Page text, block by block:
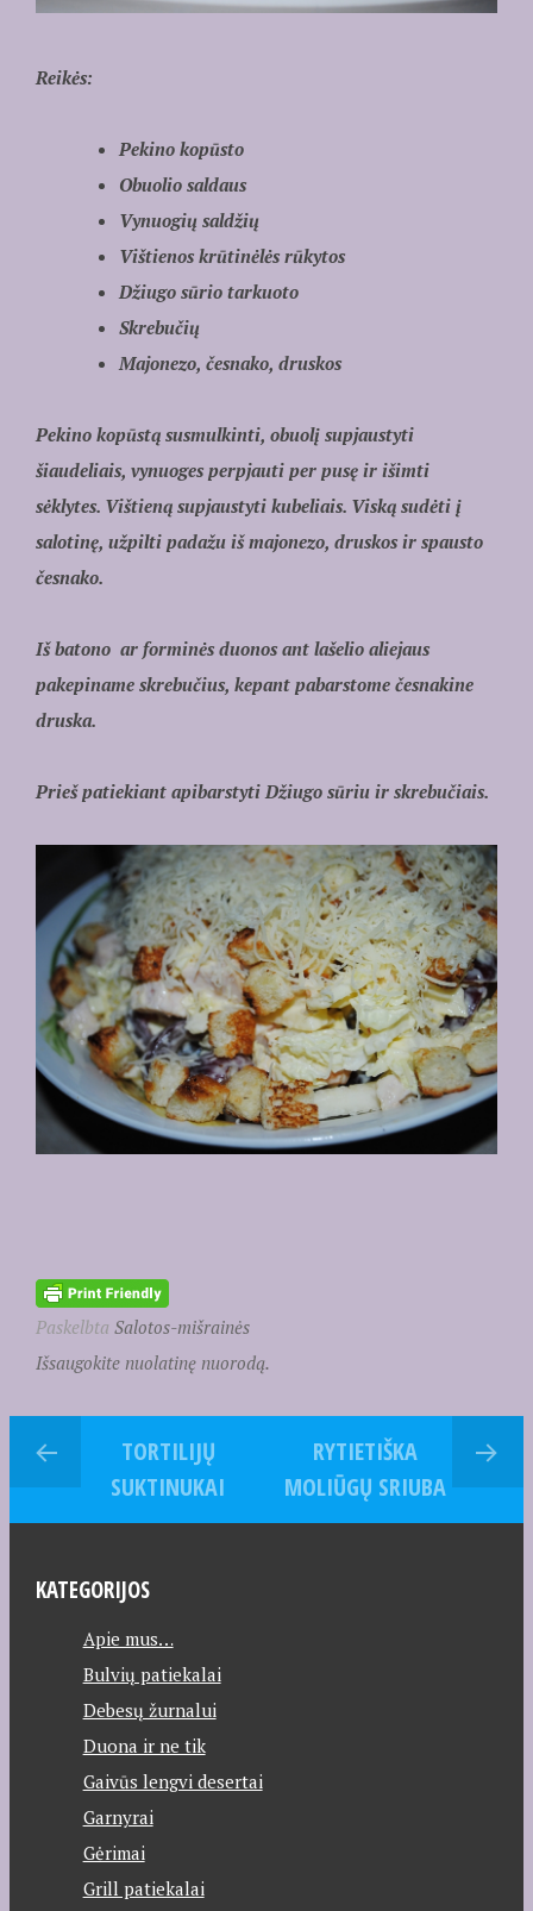
Reikės:
Pekino kopūsto
Obuolio saldaus
Vynuogių saldžių
Vištienos krūtinėlės rūkytos
Džiugo sūrio tarkuoto
Skrebučių
Majonezo, česnako, druskos
Pekino kopūstą susmulkinti, obuolį supjaustyti
šiaudeliais, vynuoges perpjauti per pusę ir išimti
sėklytes. Vištieną supjaustyti kubeliais. Viską sudėti į
salotinę, užpilti padažu iš majonezo, druskos ir spausto
česnako.
Iš batono ar forminės duonos ant lašelio aliejaus
pakepiname skrebučius, kepant pabarstome česnakine
druska.
Prieš patiekiant apibarstyti Džiugo sūriu ir skrebučiais.
Paskelbta Salotos-mišrainės
Išsaugokite nuolatinę nuorodą.
TORTILIJŲ
SUKTINUKAI
RYTIETIŠKA
MOLIŪGŲ SRIUBA
KATEGORIJOS
Apie mus…
Bulvių patiekalai
Debesų žurnalui
Duona ir ne tik
Gaivūs lengvi desertai
Garnyrai
Gėrimai
Grill patiekalai